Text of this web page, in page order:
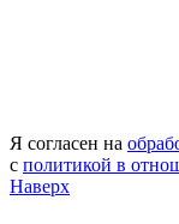
Я согласен на
с политикой в
Наверх